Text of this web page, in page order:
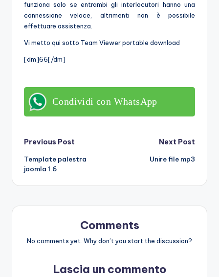
funziona solo se entrambi gli interlocutori hanno una
connessione veloce, altrimenti non è possibile
effettuare assistenza.
Vi metto qui sotto Team Viewer portable download
[dm]66[/dm]
Condividi con WhatsApp
Post
navigation
Previous Post
Template palestra
joomla 1.6
Next Post
Unire file mp3
Comments
No comments yet. Why don’t you start the discussion?
Lascia un commento